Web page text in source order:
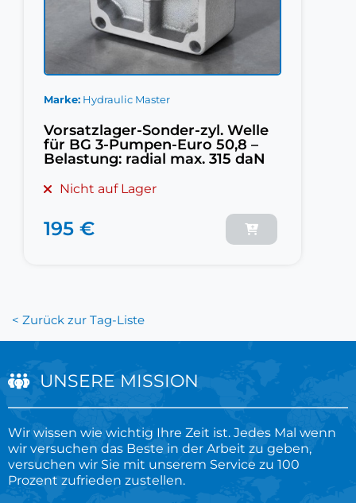
Marke Hydraulic Master
Vorsatzlager-Sonder-zyl. Welle
für BG 3-Pumpen-Euro 50,8 –
Belastung: radial max. 315 daN
Nicht auf Lager
195 €
< Zurück zur Tag-Liste
UNSERE MISSION
Wir wissen wie wichtig Ihre Zeit ist. Jedes Mal wenn
wir versuchen das Beste in der Arbeit zu geben,
versuchen wir Sie mit unserem Service zu 100
Prozent zufrieden zustellen.